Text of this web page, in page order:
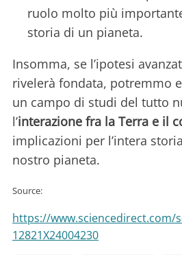
ruolo molto più
storia di un pianeta.
Insomma, se l’ipotesi
rivelerà fondata, potremmo
un campo di studi del tutto
l’interazione fra la Terra e il
implicazioni per l’intera
nostro pianeta.
Source:
https://www.sciencedirect.com/
12821X24004230